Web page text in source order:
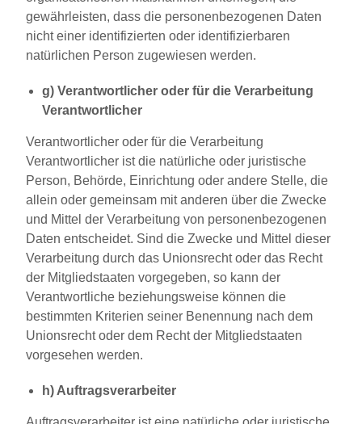
gewährleisten, dass die personenbezogenen Daten
nicht einer identifizierten oder identifizierbaren
natürlichen Person zugewiesen werden.
g) Verantwortlicher oder für die Verarbeitung
Verantwortlicher
Verantwortlicher oder für die Verarbeitung
Verantwortlicher ist die natürliche oder juristische
Person, Behörde, Einrichtung oder andere Stelle, die
allein oder gemeinsam mit anderen über die Zwecke
und Mittel der Verarbeitung von personenbezogenen
Daten entscheidet. Sind die Zwecke und Mittel dieser
Verarbeitung durch das Unionsrecht oder das Recht
der Mitgliedstaaten vorgegeben, so kann der
Verantwortliche beziehungsweise können die
bestimmten Kriterien seiner Benennung nach dem
Unionsrecht oder dem Recht der Mitgliedstaaten
vorgesehen werden.
h) Auftragsverarbeiter